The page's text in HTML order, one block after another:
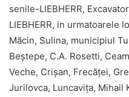
senile-LIEBHERR,
LIEBHERR, in urmatoarele
Măcin, Sulina, municipiul
Beștepe, C.A. Rosetti,
Veche, Crișan, Frecăței,
Jurilovca, Luncavița, Mihail